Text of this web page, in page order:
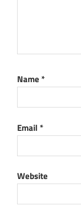
Name *
Email *
Website